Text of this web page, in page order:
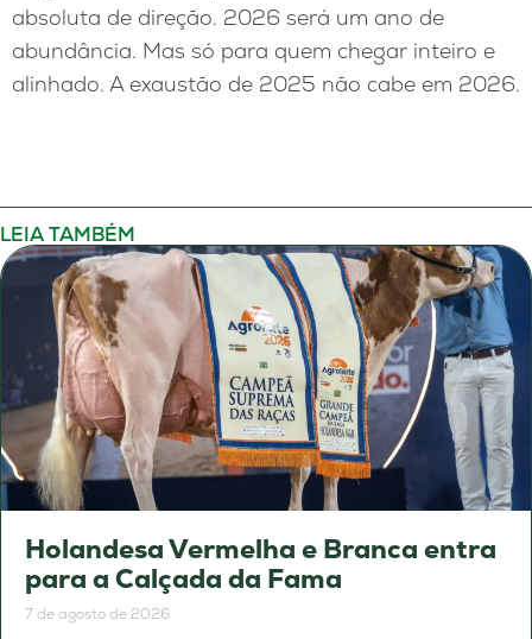
absoluta de direção. 2026 será um ano de
abundância. Mas só para quem chegar inteiro e
alinhado. A exaustão de 2025 não cabe em 2026.
LEIA TAMBÉM
Holandesa Vermelha e Branca entra
para a Calçada da Fama
7 de agosto de 2026